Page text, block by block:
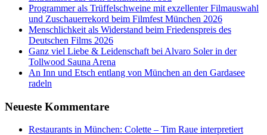
Programmer als Trüffelschweine mit exzellenter Filmauswahl
und Zuschauerrekord beim Filmfest München 2026
Menschlichkeit als Widerstand beim Friedenspreis des
Deutschen Films 2026
Ganz viel Liebe & Leidenschaft bei Alvaro Soler in der
Tollwood Sauna Arena
An Inn und Etsch entlang von München an den Gardasee
radeln
Neueste Kommentare
Restaurants in München: Colette – Tim Raue interpretiert